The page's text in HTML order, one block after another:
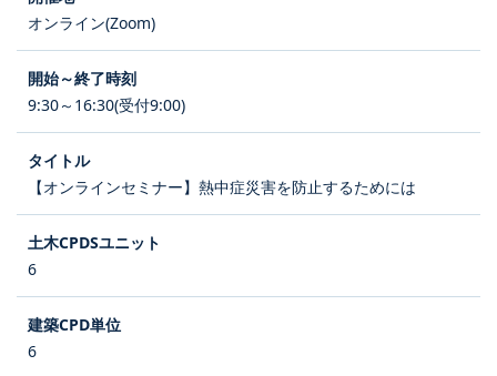
オンライン(Zoom)
9:30～16:30(受付9:00)
【オンラインセミナー】熱中症災害を防止するためには
6
6